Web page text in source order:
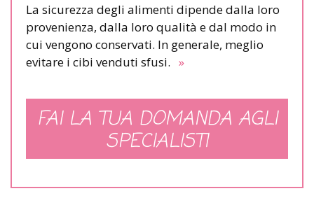
La sicurezza degli alimenti dipende dalla loro
provenienza, dalla loro qualità e dal modo in
cui vengono conservati. In generale, meglio
evitare i cibi venduti sfusi. »
FAI LA TUA DOMANDA AGLI
SPECIALISTI